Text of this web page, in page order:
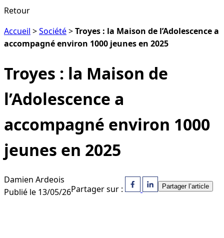
Retour
Accueil >Société>Troyes : la Maison de l’Adolescence a
accompagné environ 1000 jeunes en 2025
Troyes : la Maison de
l’Adolescence a
accompagné environ 1000
jeunes en 2025
Damien Ardeois
Publié le 13/05/26Partager sur : Partager l’article